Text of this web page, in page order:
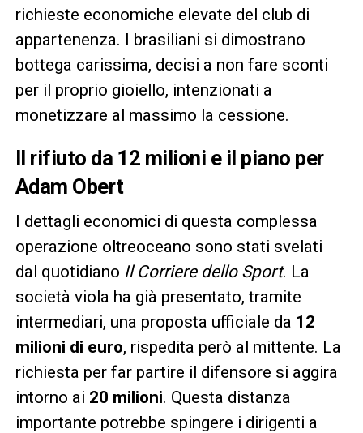
richieste economiche elevate del club di
appartenenza. I brasiliani si dimostrano
bottega carissima, decisi a non fare sconti
per il proprio gioiello, intenzionati a
monetizzare al massimo la cessione.
Il rifiuto da 12 milioni e il piano per
Adam Obert
I dettagli economici di questa complessa
operazione oltreoceano sono stati svelati
dal quotidiano Il Corriere dello Sport. La
società viola ha già presentato, tramite
intermediari, una proposta ufficiale da 12
milioni di euro, rispedita però al mittente. La
richiesta per far partire il difensore si aggira
intorno ai 20 milioni. Questa distanza
importante potrebbe spingere i dirigenti a